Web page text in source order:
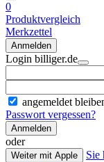
0
Produktvergleich
Merkzettel
Anmelden
Login billiger.de
angemeldet
Passwort vergessen?
Anmelden
oder
Weiter mit Apple
Sie